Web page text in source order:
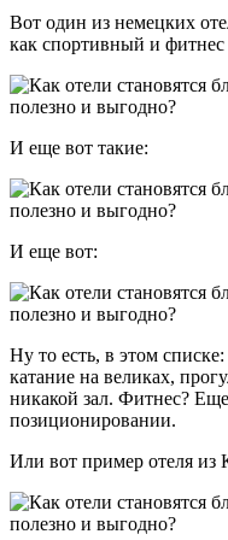
Вот один из немецких
как спортивный и фитнес
И еще вот такие:
И еще вот:
Ну то есть, в этом
катание на великах,
никакой зал. Фитнес?
позиционировании.
Или вот пример отеля